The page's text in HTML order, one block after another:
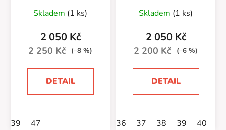
Skladem (1 ks)
2 050 Kč
2 250 Kč (–8 %)
DETAIL
39 47
Skladem (1 ks)
2 050 Kč
2 200 Kč (–6 %)
DETAIL
36 37 38 39 40